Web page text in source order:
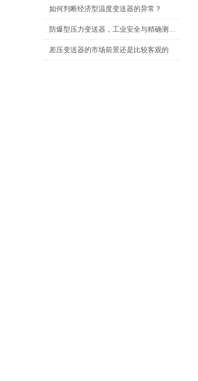
如何判断经济型温度变送器的异常？
防爆型压力变送器，工业安全与精确测量的结合
差压变送器的市场前景还是比较客观的